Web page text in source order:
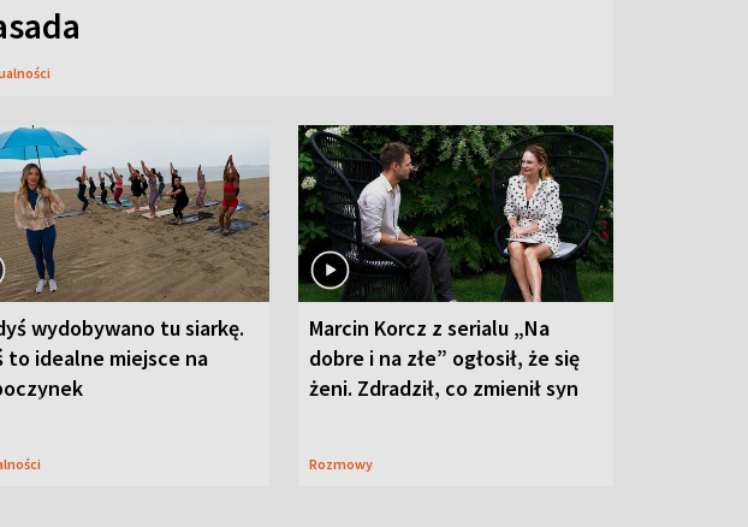
wydobywano tu siarkę.
to idealne miejsce na
Marcin Korcz z serialu „Na
dobre i na złe” ogłosił, że się
żeni. Zdradził, co zmienił syn
Rozmowy